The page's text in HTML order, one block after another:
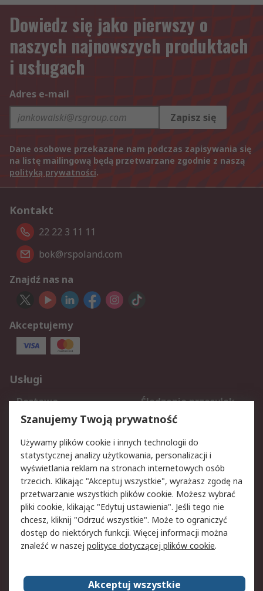
Dowiedz się jako pierwszy o
naszych najnowszych produktach
i usługach
Adres e-mail
Zapisz się
Dane osobowe przekazane nam podczas zapisywania się
na listę mailingową będą przetwarzane zgodnie z naszą
polityką prywatności.
Kontakt
22 22 3 11 11
bok@rspoland.com
Znajdź nas na
Akceptujemy
Usługi
Dostawa
Śledzenie przesyłek
Reklamacje i zwroty
Rejestracja
Aspekty prawne
Bezpieczeństwo e-
maila
Polityka dotycząca
plików cookie
Polityka prywatności
Użytkowanie witryny
Zastrzeżenia prawne
Warunki Sprzedaży
Kontakt
Szanujemy Twoją prywatność
Używamy plików cookie i innych technologii do
statystycznej analizy użytkowania, personalizacji i
wyświetlania reklam na stronach internetowych osób
trzecich. Klikając "Akceptuj wszystkie", wyrażasz zgodę na
przetwarzanie wszystkich plików cookie. Możesz wybrać
pliki cookie, klikając "Edytuj ustawienia". Jeśli tego nie
chcesz, kliknij "Odrzuć wszystkie". Może to ograniczyć
dostęp do niektórych funkcji. Więcej informacji można
znaleźć w naszej polityce dotyczącej plików cookie.
Akceptuj wszystkie